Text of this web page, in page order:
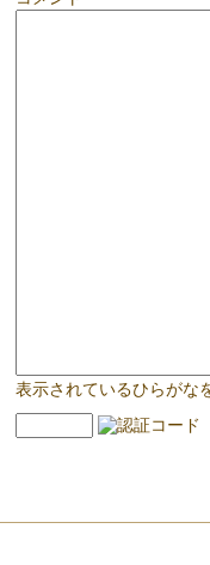
表示されているひらがな